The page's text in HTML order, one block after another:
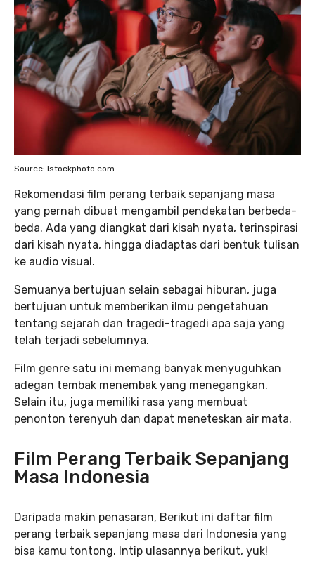
Source: Istockphoto.com
Rekomendasi film perang terbaik sepanjang masa
yang pernah dibuat mengambil pendekatan berbeda-
beda. Ada yang diangkat dari kisah nyata, terinspirasi
dari kisah nyata, hingga diadaptas dari bentuk tulisan
ke audio visual.
Semuanya bertujuan selain sebagai hiburan, juga
bertujuan untuk memberikan ilmu pengetahuan
tentang sejarah dan tragedi-tragedi apa saja yang
telah terjadi sebelumnya.
Film genre satu ini memang banyak menyuguhkan
adegan tembak menembak yang menegangkan.
Selain itu, juga memiliki rasa yang membuat
penonton terenyuh dan dapat meneteskan air mata.
Film Perang Terbaik Sepanjang
Masa Indonesia
Daripada makin penasaran, Berikut ini daftar film
perang terbaik sepanjang masa dari Indonesia yang
bisa kamu tontong. Intip ulasannya berikut, yuk!